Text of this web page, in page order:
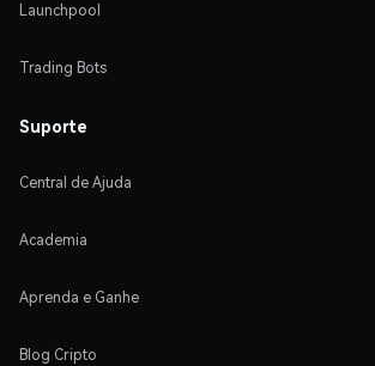
Launchpool
Trading Bots
Suporte
Central de Ajuda
Academia
Aprenda e Ganhe
Blog Cripto